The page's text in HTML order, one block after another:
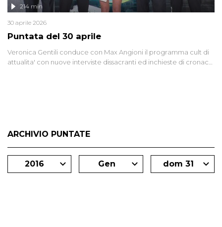
Puntata del 30 aprile
214 min
30 aprile 2026
Veronica Gentili conduce con Max Angioni il programma cult di
attualita' con nuove interviste dissacranti ed inchieste di cronaca
ARCHIVIO PUNTATE
2016 Gen dom 31